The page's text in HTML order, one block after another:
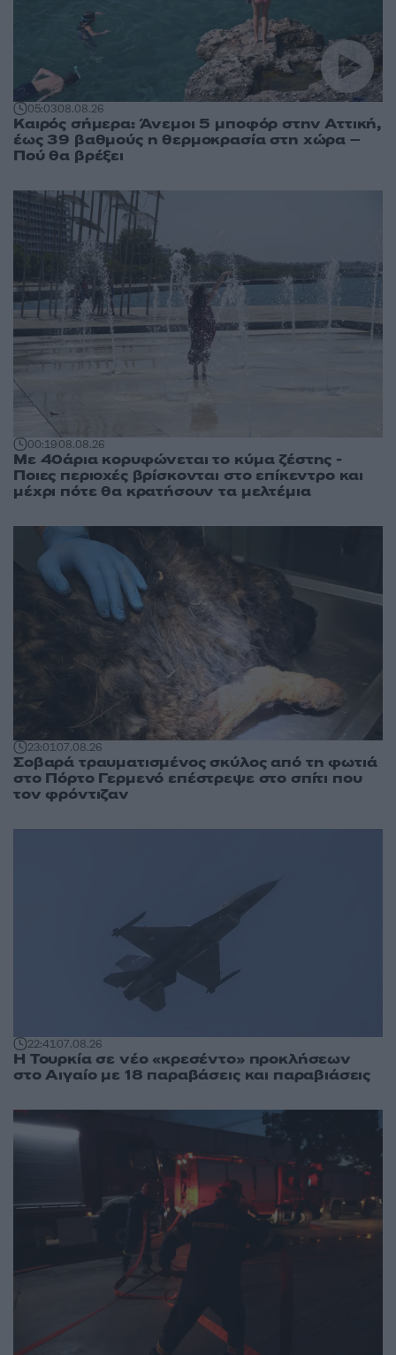
05:0308.08.26
Καιρός σήμερα: Άνεμοι 5 μποφόρ στην Αττική,
έως 39 βαθμούς η θερμοκρασία στη χώρα –
Πού θα βρέξει
00:1908.08.26
Με 40άρια κορυφώνεται το κύμα ζέστης -
Ποιες περιοχές βρίσκονται στο επίκεντρο και
μέχρι πότε θα κρατήσουν τα μελτέμια
23:0107.08.26
Σοβαρά τραυματισμένος σκύλος από τη φωτιά
στο Πόρτο Γερμενό επέστρεψε στο σπίτι που
τον φρόντιζαν
22:4107.08.26
Η Τουρκία σε νέο «κρεσέντο» προκλήσεων
στο Αιγαίο με 18 παραβάσεις και παραβιάσεις